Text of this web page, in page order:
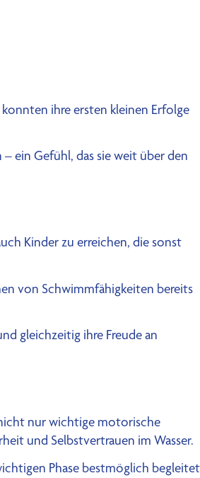
ihre ersten kleinen Erfolge
ein Gefühl, das sie weit über den
Kinder zu erreichen, die sonst
von Schwimmfähigkeiten bereits
gleichzeitig ihre Freude an
nur wichtige motorische
und Selbstvertrauen im Wasser.
Phase bestmöglich begleitet